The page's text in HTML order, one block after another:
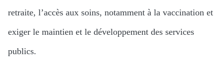
retraite, l’accès aux soins, notamment à la vaccination et
exiger le maintien et le développement des services
publics.